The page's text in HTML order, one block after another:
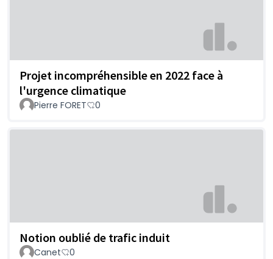
Projet incompréhensible en 2022 face à
l'urgence climatique
Pierre FORET 0
Notion oublié de trafic induit
Canet 0